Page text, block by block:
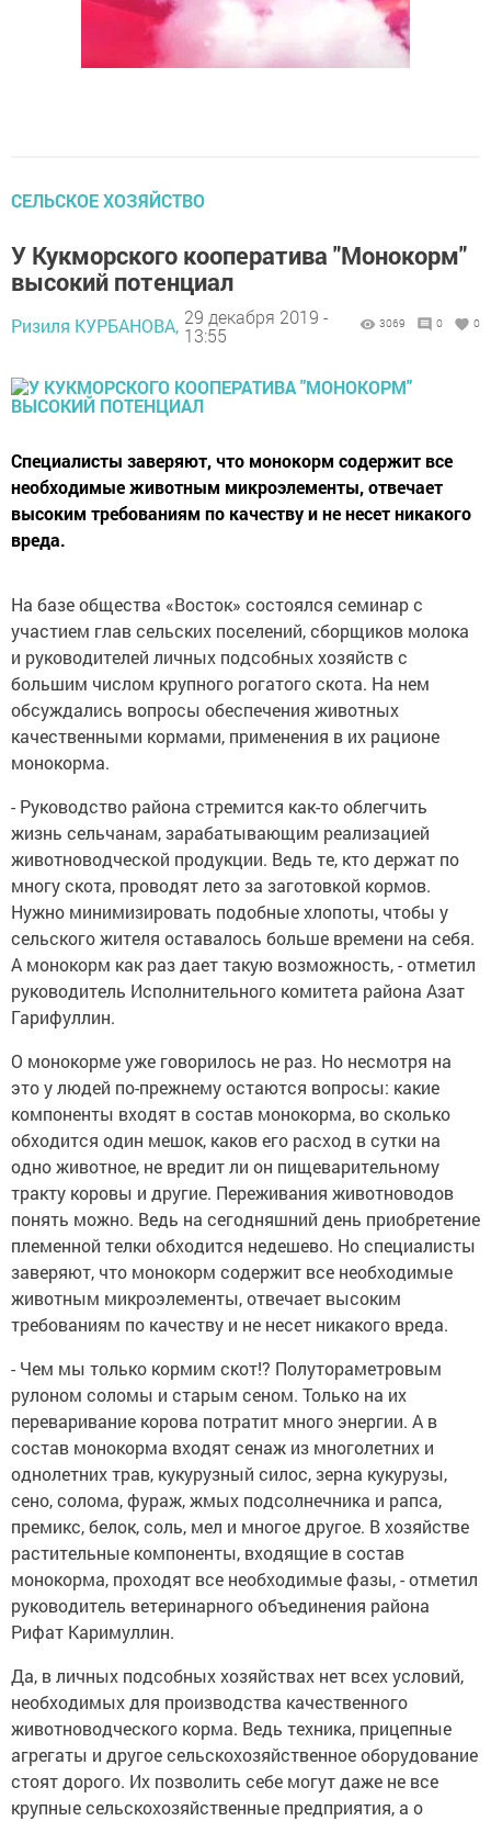
СЕЛЬСКОЕ ХОЗЯЙСТВО
У Кукморского кооператива "Монокорм"
высокий потенциал
Ризиля КУРБАНОВА, 29 декабря 2019 -
13:55
3069 0 0
Специалисты заверяют, что монокорм содержит все
необходимые животным микроэлементы, отвечает
высоким требованиям по качеству и не несет никакого
вреда.
На базе общества «Восток» состоялся семинар с
участием глав сельских поселений, сборщиков молока
и руководителей личных подсобных хозяйств с
большим числом крупного рогатого скота. На нем
обсуждались вопросы обеспечения животных
качественными кормами, применения в их рационе
монокорма.
- Руководство района стремится как-то облегчить
жизнь сельчанам, зарабатывающим реализацией
животноводческой продукции. Ведь те, кто держат по
многу скота, проводят лето за заготовкой кормов.
Нужно минимизировать подобные хлопоты, чтобы у
сельского жителя оставалось больше времени на себя.
А монокорм как раз дает такую возможность, - отметил
руководитель Исполнительного комитета района Азат
Гарифуллин.
О монокорме уже говорилось не раз. Но несмотря на
это у людей по-прежнему остаются вопросы: какие
компоненты входят в состав монокорма, во сколько
обходится один мешок, каков его расход в сутки на
одно животное, не вредит ли он пищеварительному
тракту коровы и другие. Переживания животноводов
понять можно. Ведь на сегодняшний день приобретение
племенной телки обходится недешево. Но специалисты
заверяют, что монокорм содержит все необходимые
животным микроэлементы, отвечает высоким
требованиям по качеству и не несет никакого вреда.
- Чем мы только кормим скот!? Полутораметровым
рулоном соломы и старым сеном. Только на их
переваривание корова потратит много энергии. А в
состав монокорма входят сенаж из многолетних и
однолетних трав, кукурузный силос, зерна кукурузы,
сено, солома, фураж, жмых подсолнечника и рапса,
премикс, белок, соль, мел и многое другое. В хозяйстве
растительные компоненты, входящие в состав
монокорма, проходят все необходимые фазы, - отметил
руководитель ветеринарного объединения района
Рифат Каримуллин.
Да, в личных подсобных хозяйствах нет всех условий,
необходимых для производства качественного
животноводческого корма. Ведь техника, прицепные
агрегаты и другое сельскохозяйственное оборудование
стоят дорого. Их позволить себе могут даже не все
крупные сельскохозяйственные предприятия, а о